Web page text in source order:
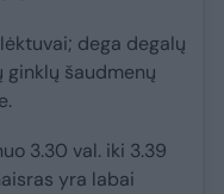
dega degalų
šaudmenų
3.30 val. iki 3.39
yra labai